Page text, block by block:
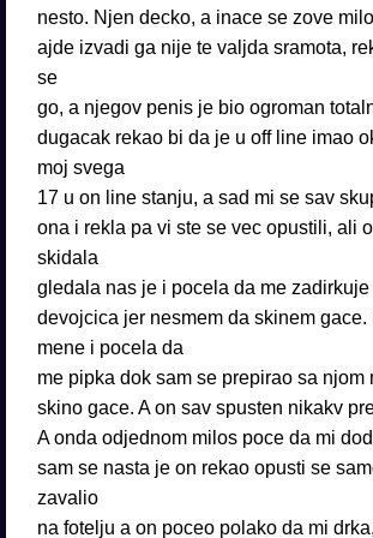
nesto. Njen decko, a inace se zove
ajde izvadi ga nije te valjda sramota,
se
go, a njegov penis je bio ogroman
dugacak rekao bi da je u off line imao
moj svega
17 u on line stanju, a sad mi se sav
ona i rekla pa vi ste se vec opustili, ali
skidala
gledala nas je i pocela da me
devojcica jer nesmem da skinem
mene i pocela da
me pipka dok sam se prepirao sa njom
skino gace. A on sav spusten nikakv
A onda odjednom milos poce da mi
sam se nasta je on rekao opusti se
zavalio
na fotelju a on poceo polako da mi